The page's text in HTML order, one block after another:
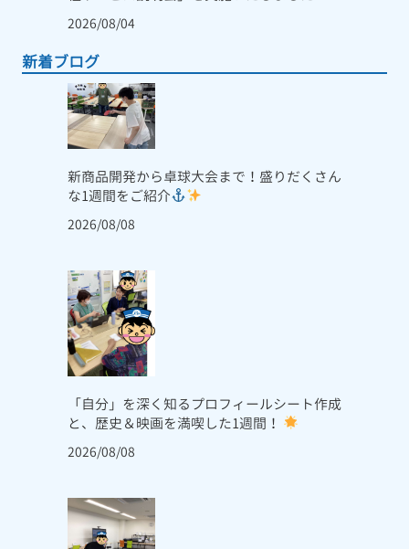
2026/08/04
新着ブログ
新商品開発から卓球大会まで！盛りだくさん
な1週間をご紹介
2026/08/08
「自分」を深く知るプロフィールシート作成
と、歴史＆映画を満喫した1週間！
2026/08/08